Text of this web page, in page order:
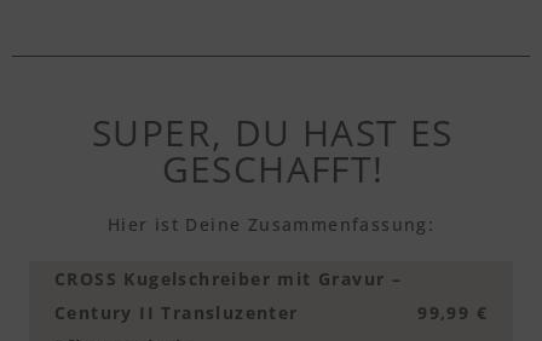
SUPER, DU HAST ES
GESCHAFFT!
Hier ist Deine Zusammenfassung:
CROSS Kugelschreiber mit Gravur –
Century II Transluzenter
99,99 €